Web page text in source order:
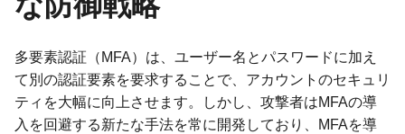
多要素認証（MFA）は、ユーザー名とパスワードに加え
て別の認証要素を要求することで、アカウントのセキュリ
ティを大幅に向上させます。しかし、攻撃者はMFAの導
入を回避する新たな手法を常に開発しており、MFAを導